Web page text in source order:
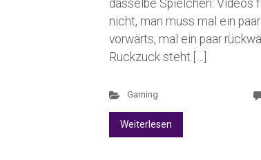
dasselbe Spielchen: Videos
nicht, man muss mal ein
vorwärts, mal ein paar
Ruckzuck steht […]
Gaming
Weiterlesen